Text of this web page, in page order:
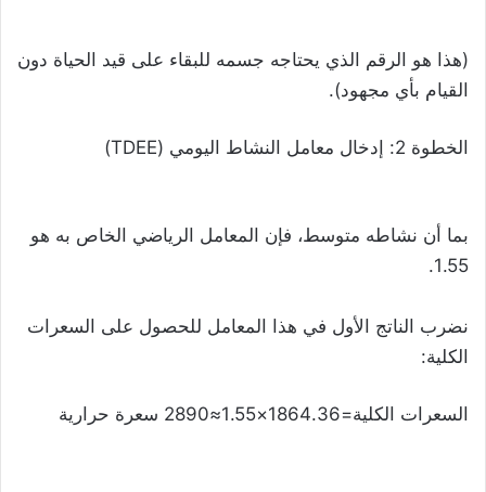
(هذا هو الرقم الذي يحتاجه جسمه للبقاء على قيد الحياة دون
القيام بأي مجهود).
الخطوة 2: إدخال معامل النشاط اليومي (TDEE)
بما أن نشاطه متوسط، فإن المعامل الرياضي الخاص به هو
1.55.
نضرب الناتج الأول في هذا المعامل للحصول على السعرات
الكلية:
السعرات الكلية=1864.36×1.55≈2890 سعرة حرارية